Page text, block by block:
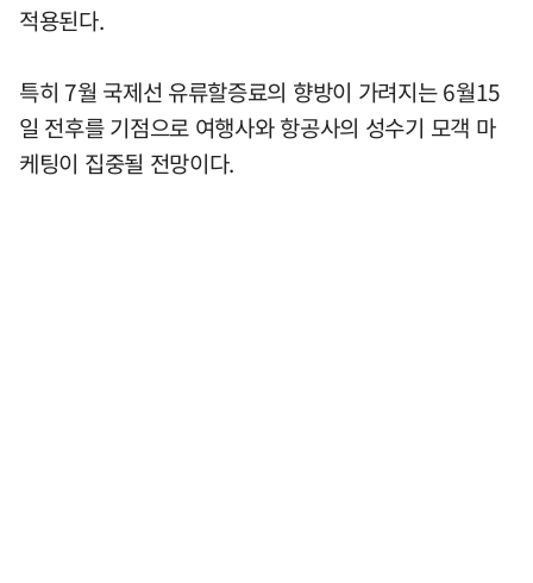
적용된다.
특히 7월 국제선 유류할증료의 향방이 가려지는 6월15
일 전후를 기점으로 여행사와 항공사의 성수기 모객 마
케팅이 집중될 전망이다.